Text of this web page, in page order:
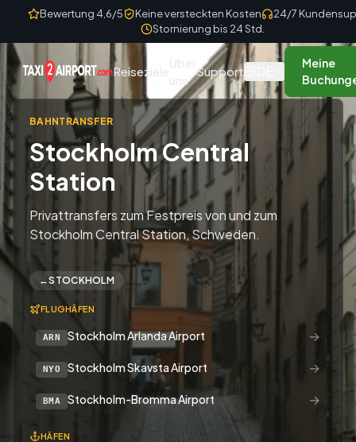
Skip to content
Bewertung 4,6/5 Keine versteckten Kosten
24/7
Stornierung bis 24 Std.
Reiseziele
Über
uns
Support
Meine
BAHNTRANSFER
Stockholm Central
Station
Privattransfers zum Festpreis von und zum
Stockholm Central Station, Schweden.
←STOCKHOLM
FLUGHÄFEN
ARN Stockholm Arlanda Airport →
NYO Stockholm Skavsta Airport →
BMA Stockholm-Bromma Airport →
HÄFEN